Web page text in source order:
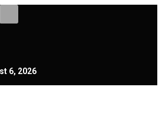
6, 2026